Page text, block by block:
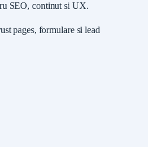
SEO, continut si UX.
pages, formulare si lead